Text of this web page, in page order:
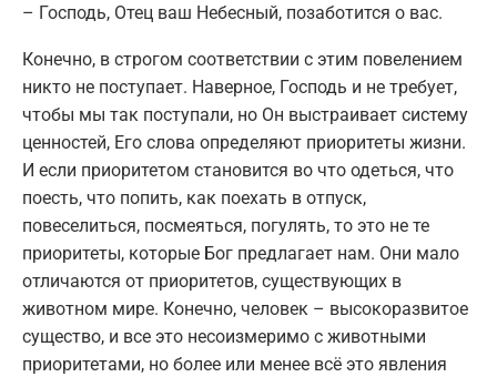
– Господь, Отец ваш Небесный, позаботится о вас.
Конечно, в строгом соответствии с этим повелением
никто не поступает. Наверное, Господь и не требует,
чтобы мы так поступали, но Он выстраивает систему
ценностей, Его слова определяют приоритеты жизни.
И если приоритетом становится во что одеться, что
поесть, что попить, как поехать в отпуск,
повеселиться, посмеяться, погулять, то это не те
приоритеты, которые Бог предлагает нам. Они мало
отличаются от приоритетов, существующих в
животном мире. Конечно, человек – высокоразвитое
существо, и все это несоизмеримо с животными
приоритетами, но более или менее всё это явления